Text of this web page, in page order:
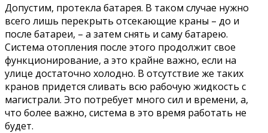
Допустим, протекла батарея. В таком случае нужно
всего лишь перекрыть отсекающие краны – до и
после батареи, – а затем снять и саму батарею.
Система отопления после этого продолжит свое
функционирование, а это крайне важно, если на
улице достаточно холодно. В отсутствие же таких
кранов придется сливать всю рабочую жидкость с
магистрали. Это потребует много сил и времени, а,
что более важно, система в это время работать не
будет.